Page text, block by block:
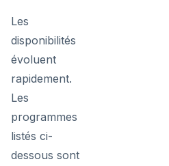
Les
disponibilités
évoluent
rapidement.
Les
programmes
listés ci-
dessous sont